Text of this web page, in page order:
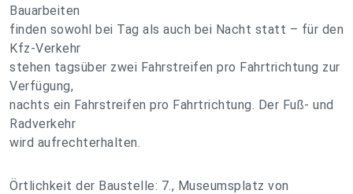
Bauarbeiten
finden sowohl bei Tag als auch bei Nacht statt – für den
Kfz-Verkehr
stehen tagsüber zwei Fahrstreifen pro Fahrtrichtung zur
Verfügung,
nachts ein Fahrstreifen pro Fahrtrichtung. Der Fuß- und
Radverkehr
wird aufrechterhalten.
Örtlichkeit der Baustelle: 7., Museumsplatz von